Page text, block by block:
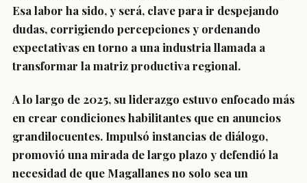
Esa labor ha sido, y será, clave para ir despejando
dudas, corrigiendo percepciones y ordenando
expectativas en torno a una industria llamada a
transformar la matriz productiva regional.
A lo largo de 2025, su liderazgo estuvo enfocado más
en crear condiciones habilitantes que en anuncios
grandilocuentes. Impulsó instancias de diálogo,
promovió una mirada de largo plazo y defendió la
necesidad de que Magallanes no solo sea un